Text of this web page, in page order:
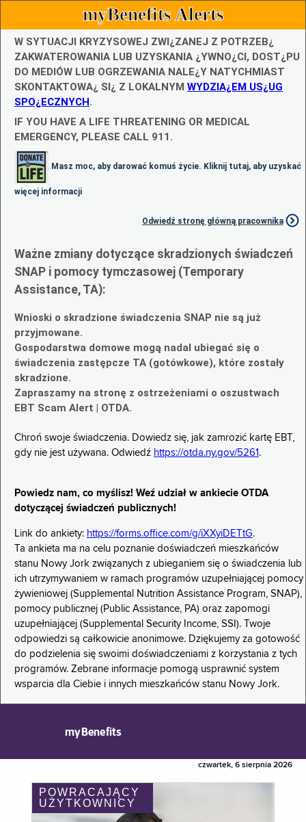
myBenefits Alerts
W SYTUACJI KRYZYSOWEJ ZWI¿ZANEJ Z POTRZEB¿
ZAKWATEROWANIA LUB UZYSKANIA ¿YWNO¿CI, DOST¿PU
DO MEDIÓW LUB OGRZEWANIA NALE¿Y NATYCHMIAST
SKONTAKTOWA¿ SI¿ Z LOKALNYM WYDZIA¿EM US¿UG
SPO¿ECZNYCH.
IF YOU HAVE A LIFE THREATENING OR MEDICAL
EMERGENCY, PLEASE CALL 911.
Masz moc, aby darować komuś życie. Kliknij tutaj, aby uzyskać
więcej informacji
Odwiedź stronę główną pracownika
Ważne zmiany dotyczące skradzionych świadczeń
SNAP i pomocy tymczasowej (Temporary
Assistance, TA):
Wnioski o skradzione świadczenia SNAP nie są już
przyjmowane.
Gospodarstwa domowe mogą nadal ubiegać się o
świadczenia zastępcze TA (gotówkowe), które zostały
skradzione.
Zapraszamy na stronę z ostrzeżeniami o oszustwach
EBT Scam Alert | OTDA.
Chroń swoje świadczenia. Dowiedz się, jak zamrozić kartę EBT,
gdy nie jest używana. Odwiedź https://otda.ny.gov/5261 .
Powiedz nam, co myślisz! Weź udział w ankiecie OTDA
dotyczącej świadczeń publicznych!
Link do ankiety: https://forms.office.com/g/iXXyiDETtG.
Ta ankieta ma na celu poznanie doświadczeń mieszkańców
stanu Nowy Jork związanych z ubieganiem się o świadczenia lub
ich utrzymywaniem w ramach programów uzupełniającej pomocy
żywieniowej (Supplemental Nutrition Assistance Program, SNAP),
pomocy publicznej (Public Assistance, PA) oraz zapomogi
uzupełniającej (Supplemental Security Income, SSI). Twoje
odpowiedzi są całkowicie anonimowe. Dziękujemy za gotowość
do podzielenia się swoimi doświadczeniami z korzystania z tych
programów. Zebrane informacje pomogą usprawnić system
wsparcia dla Ciebie i innych mieszkańców stanu Nowy Jork.
myBenefits
czwartek, 6 sierpnia 2026
POWRACAJĄCY
UŻYTKOWNICY